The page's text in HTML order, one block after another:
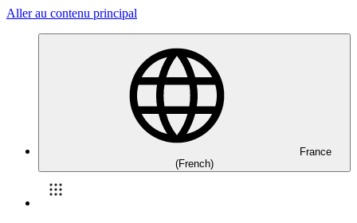
Aller au contenu principal
France
(French)